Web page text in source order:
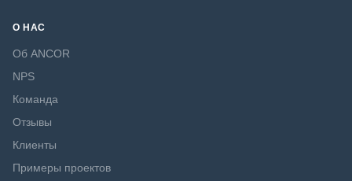
О НАС
Об ANCOR
NPS
Команда
Отзывы
Клиенты
Примеры проектов